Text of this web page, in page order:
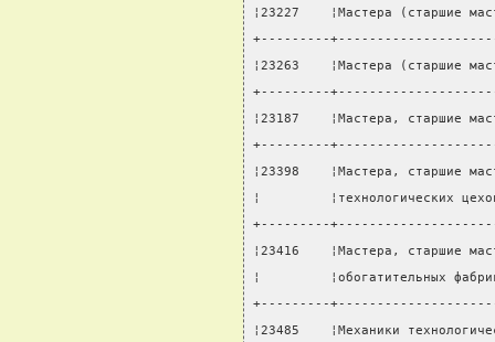
¦23227    ¦Мастера
+---------
¦23263    ¦Мастера
+---------
¦23187    ¦Мастера,
+---------
¦23398    ¦Мастера, старшие
¦         ¦технологических
+---------
¦23416    ¦Мастера, старшие
¦
+---------
¦23485    ¦Механики